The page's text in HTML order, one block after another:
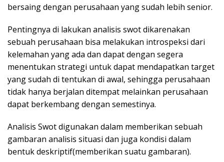
bersaing dengan perusahaan yang sudah lebih senior.
Pentingnya di lakukan analisis swot dikarenakan
sebuah perusahaan bisa melakukan introspeksi dari
kelemahan yang ada dan dapat dengan segera
menentukan strategi untuk dapat mendapatkan target
yang sudah di tentukan di awal, sehingga perusahaan
tidak hanya berjalan ditempat melainkan perusahaan
dapat berkembang dengan semestinya.
Analisis Swot digunakan dalam memberikan sebuah
gambaran analisis situasi dan juga kondisi dalam
bentuk deskriptif(memberikan suatu gambaran).